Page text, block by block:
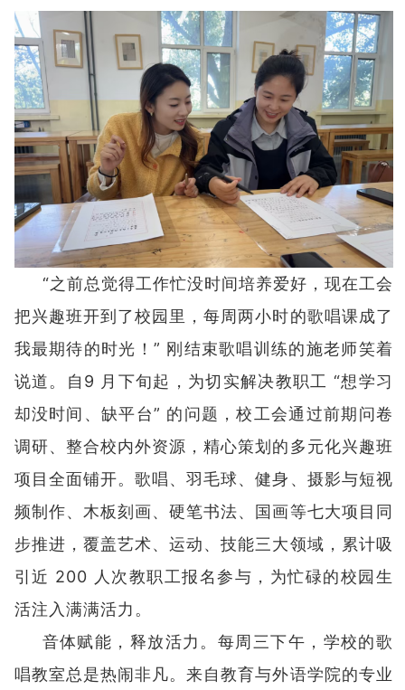
“之前总觉得工作忙没时间培养爱好，现在工会
把兴趣班开到了校园里，每周两小时的歌唱课成了
我最期待的时光！” 刚结束歌唱训练的施老师笑着
说道。自9 月下旬起，为切实解决教职工 “想学习
却没时间、缺平台” 的问题，校工会通过前期问卷
调研、整合校内外资源，精心策划的多元化兴趣班
项目全面铺开。歌唱、羽毛球、健身、摄影与短视
频制作、木板刻画、硬笔书法、国画等七大项目同
步推进，覆盖艺术、运动、技能三大领域，累计吸
引近 200 人次教职工报名参与，为忙碌的校园生
活注入满满活力。
音体赋能，释放活力。每周三下午，学校的歌
唱教室总是热闹非凡。来自教育与外语学院的专业